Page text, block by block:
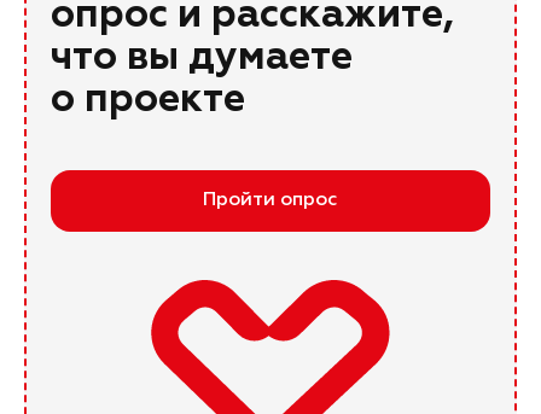
опрос и расскажите,
что вы думаете
о проекте
Пройти опрос